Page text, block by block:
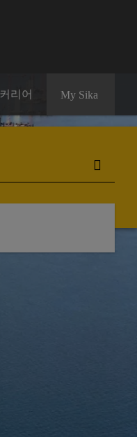
커리어 My Sika